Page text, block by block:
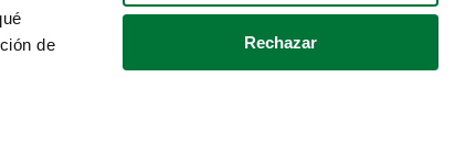
de
Rechazar